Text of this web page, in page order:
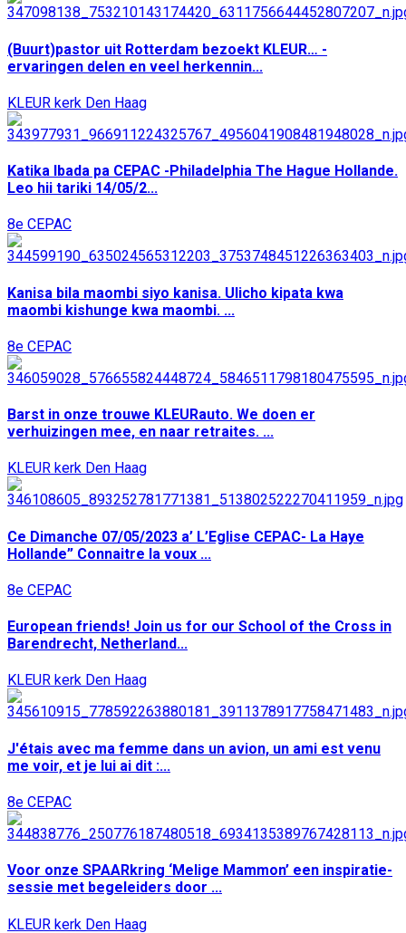
(Buurt)pastor uit Rotterdam bezoekt KLEUR… -
ervaringen delen en veel herkennin...
KLEUR kerk Den Haag
Katika Ibada pa CEPAC -Philadelphia The Hague Hollande.
Leo hii tariki 14/05/2...
8e CEPAC
Kanisa bila maombi siyo kanisa. Ulicho kipata kwa
maombi kishunge kwa maombi. ...
8e CEPAC
Barst in onze trouwe KLEURauto. We doen er
verhuizingen mee, en naar retraites. ...
KLEUR kerk Den Haag
Ce Dimanche 07/05/2023 a’ L’Eglise CEPAC- La Haye
Hollande” Connaitre la voux ...
8e CEPAC
European friends! Join us for our School of the Cross in
Barendrecht, Netherland...
KLEUR kerk Den Haag
J'étais avec ma femme dans un avion, un ami est venu
me voir, et je lui ai dit :...
8e CEPAC
Voor onze SPAARkring ‘Melige Mammon’ een inspiratie-
sessie met begeleiders door ...
KLEUR kerk Den Haag